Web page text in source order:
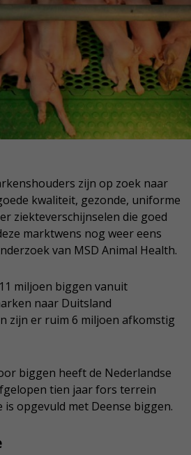
zijn op zoek naar
kwaliteit, gezonde, uniforme
ziekteverschijnselen die goed
marktwens nog weer eens
van MSD Animal Health.
miljoen biggen vanuit
naar Duitsland
zijn er ruim 6 miljoen afkomstig
biggen heeft de Nederlandse
tien jaar fors terrein
opgevuld met Deense biggen.